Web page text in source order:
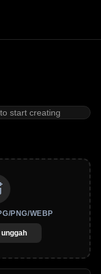
start creating
PNG/WEBP